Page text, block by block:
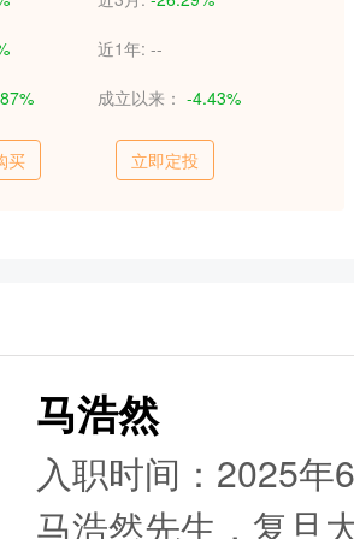
近1年: --
成立以来： -4.43%
买 立即定投
马浩然
入职时间：2025年
马浩然先生，复旦